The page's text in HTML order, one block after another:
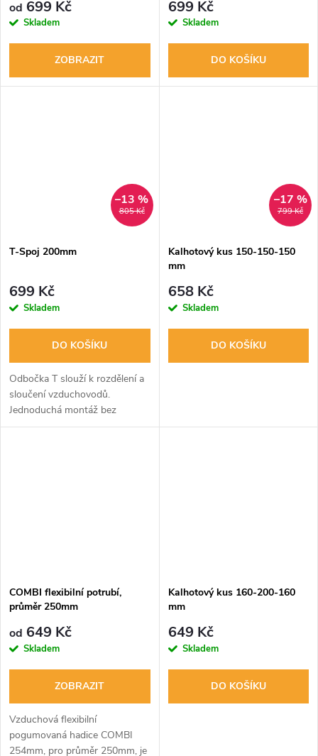
od 699 Kč
Skladem
ZOBRAZIT
699 Kč
Skladem
DO KOŠÍKU
805 Kč
–13 %
T-Spoj 200mm
699 Kč
Skladem
DO KOŠÍKU
Odbočka T slouží k rozdělení a
sloučení vzduchovodů.
Jednoduchá montáž bez
složitého nářadí, vyrobená z
799 Kč
–17 %
Kalhotový kus 150-150-150
mm
658 Kč
Skladem
DO KOŠÍKU
COMBI flexibilní potrubí,
průměr 250mm
od 649 Kč
Skladem
ZOBRAZIT
Vzduchová flexibilní
pogumovaná hadice COMBI
254mm, pro průměr 250mm, je
Kalhotový kus 160-200-160
mm
649 Kč
Skladem
DO KOŠÍKU